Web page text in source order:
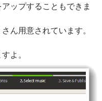
ップすることもできま
ん用意されています。
よ。